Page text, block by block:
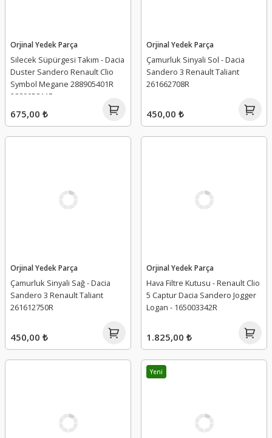
Orjinal Yedek Parça
Silecek Süpürgesi Takım - Dacia
Duster Sandero Renault Clio
Symbol Megane 288905401R
288905811R
675,00 ₺
Orjinal Yedek Parça
Çamurluk Sinyali Sol - Dacia
Sandero 3 Renault Taliant
261662708R
450,00 ₺
Orjinal Yedek Parça
Çamurluk Sinyali Sağ - Dacia
Sandero 3 Renault Taliant
261612750R
450,00 ₺
Orjinal Yedek Parça
Hava Filtre Kutusu - Renault Clio
5 Captur Dacia Sandero Jogger
Logan - 165003342R
1.825,00 ₺
Yeni